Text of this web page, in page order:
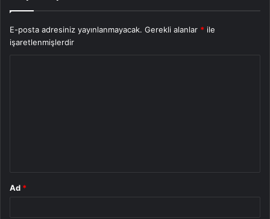
E-posta adresiniz yayınlanmayacak. Gerekli alanlar * ile
işaretlenmişlerdir
Ad *